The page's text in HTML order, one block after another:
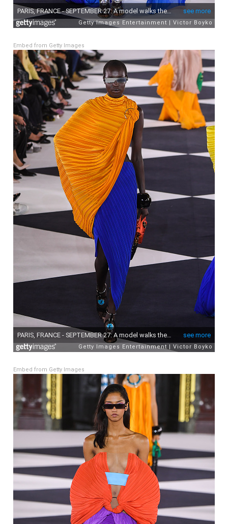
Embed from Getty Images
Embed from Getty Images